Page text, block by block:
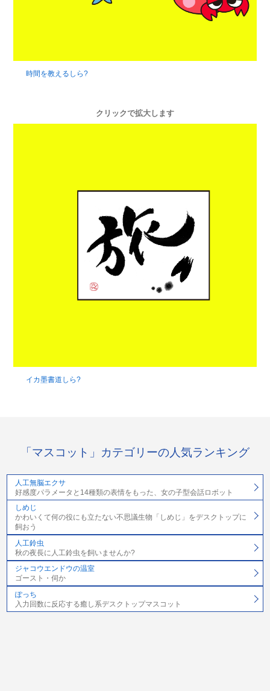
時間を教えるしら?
クリックで拡大します
イカ墨書道しら?
「マスコット」カテゴリーの人気ランキング
人工無脳エクサ
好感度パラメータと14種類の表情をもった、女の子型会話ロボット
しめじ
かわいくて何の役にも立たない不思議生物「しめじ」をデスクトップに
飼おう
人工鈴虫
秋の夜長に人工鈴虫を飼いませんか?
ジャコウエンドウの温室
ゴースト・伺か
ぽっち
入力回数に反応する癒し系デスクトップマスコット